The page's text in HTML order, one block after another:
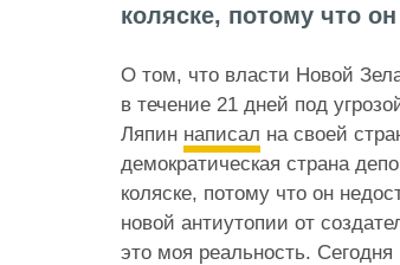
коляске, потому что
О том, что власти Новой
в течение 21 дней под
Ляпин написал на своей
демократическая страна
коляске, потому что он
новой антиутопии от
это моя реальность.